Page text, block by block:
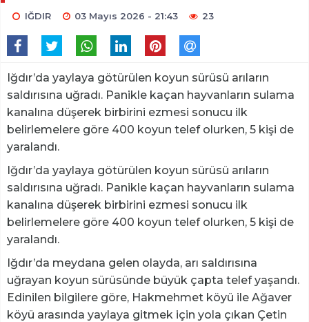
IĞDIR 03 Mayıs 2026 - 21:43 23
Iğdır’da yaylaya götürülen koyun sürüsü arıların
saldırısına uğradı. Panikle kaçan hayvanların sulama
kanalına düşerek birbirini ezmesi sonucu ilk
belirlemelere göre 400 koyun telef olurken, 5 kişi de
yaralandı.
Iğdır’da yaylaya götürülen koyun sürüsü arıların
saldırısına uğradı. Panikle kaçan hayvanların sulama
kanalına düşerek birbirini ezmesi sonucu ilk
belirlemelere göre 400 koyun telef olurken, 5 kişi de
yaralandı.
Iğdır’da meydana gelen olayda, arı saldırısına
uğrayan koyun sürüsünde büyük çapta telef yaşandı.
Edinilen bilgilere göre, Hakmehmet köyü ile Ağaver
köyü arasında yaylaya gitmek için yola çıkan Çetin